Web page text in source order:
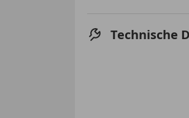
Technische